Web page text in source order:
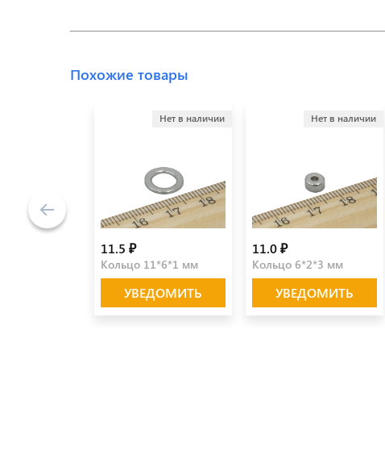
Похожие товары
Нет в наличии
11.5 ₽
Кольцо 11*6*1 мм
УВЕДОМИТЬ
Нет в наличии
11.0 ₽
Кольцо 6*2*3 мм
УВЕДОМИТЬ